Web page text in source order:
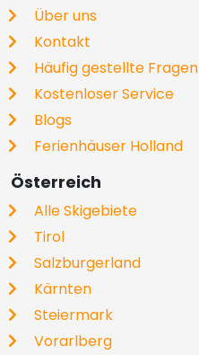
Über uns
Kontakt
Häufig gestellte Fragen
Kostenloser Service
Blogs
Ferienhäuser Holland
Österreich
Alle Skigebiete
Tirol
Salzburgerland
Kärnten
Steiermark
Vorarlberg